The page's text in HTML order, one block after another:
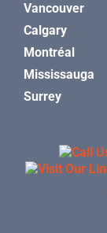
Vancouver
Calgary
Montréal
Mississauga
Surrey